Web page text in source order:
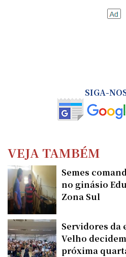
SIGA-
VEJA TAMBÉM
Semes
no ginásio
Zona Sul
Servidores da
Velho
próxima